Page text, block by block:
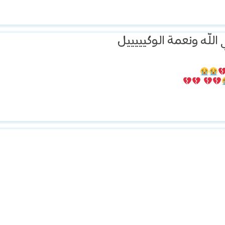
ونعمة الوكيييييل